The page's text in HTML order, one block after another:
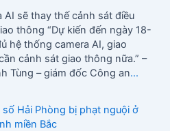
AI sẽ thay thế cảnh sát điều
thông “Dự kiến đến ngày 18-
hệ thống camera AI, giao
cảnh sát giao thông nữa.” –
Tùng – giám đốc Công an...
số Hải Phòng bị phạt nguội ở
miền Bắc